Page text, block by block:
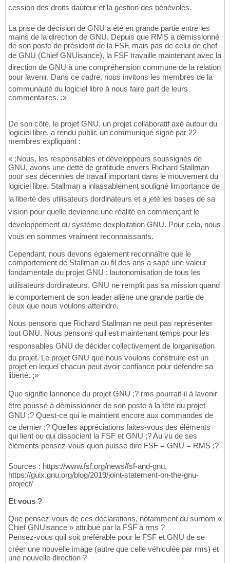
cession des droits dauteur et la gestion des bénévoles.
La prise de décision de GNU a été en grande partie entre les
mains de la direction de GNU. Depuis que RMS a démissionné
de son poste de président de la FSF, mais pas de celui de chef
de GNU (Chief GNUisance), la FSF travaille maintenant avec la
direction de GNU à une compréhension commune de la relation
pour lavenir. Dans ce cadre, nous invitons les membres de la
communauté du logiciel libre à nous faire part de leurs
commentaires. ;»
De son côté, le projet GNU, un projet collaboratif axé autour du
logiciel libre, a rendu public un communiqué signé par 22
membres expliquant :
« ;Nous, les responsables et développeurs soussignés de
GNU, avons une dette de gratitude envers Richard Stallman
pour ses décennies de travail important dans le mouvement du
logiciel libre. Stallman a inlassablement souligné limportance de
la liberté des utilisateurs dordinateurs et a jeté les bases de sa
vision pour quelle devienne une réalité en commençant le
développement du système dexploitation GNU. Pour cela, nous
vous en sommes vraiment reconnaissants.
Cependant, nous devons également reconnaître que le
comportement de Stallman au fil des ans a sapé une valeur
fondamentale du projet GNU : lautonomisation de tous les
utilisateurs dordinateurs. GNU ne remplit pas sa mission quand
le comportement de son leader aliène une grande partie de
ceux que nous voulons atteindre.
Nous pensons que Richard Stallman ne peut pas représenter
tout GNU. Nous pensons quil est maintenant temps pour les
responsables GNU de décider collectivement de lorganisation
du projet. Le projet GNU que nous voulons construire est un
projet en lequel chacun peut avoir confiance pour défendre sa
liberté. ;»
Que signifie lannonce du projet GNU ;? rms pourrait-il à lavenir
être poussé à démissionner de son poste à la tête du projet
GNU ;? Quest-ce qui le maintient encore aux commandes de
ce dernier ;? Quelles appréciations faites-vous des éléments
qui lient ou qui dissocient la FSF et GNU ;? Au vu de ses
éléments pensez-vous quon puisse dire FSF = GNU = RMS ;?
Sources : https://www.fsf.org/news/fsf-and-gnu,
https://guix.gnu.org/blog/2019/joint-statement-on-the-gnu-
project/
Et vous ?
Que pensez-vous de ces déclarations, notamment du surnom «
Chief GNUisance » attribué par la FSF à rms ?
Pensez-vous quil soit préférable pour le FSF et GNU de se
créer une nouvelle image (autre que celle véhiculée par rms) et
une nouvelle direction ?